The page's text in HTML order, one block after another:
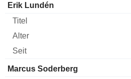
Manager Titel
Erik Lundén
Marcus Soderberg